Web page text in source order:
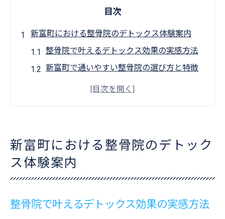
目次
新富町における整骨院のデトックス体験案内
整骨院で叶えるデトックス効果の実感方法
新富町で通いやすい整骨院の選び方と特徴
デトックス施術が注目される整骨院事情と
較
整骨院選びで迷わないための基礎知識
ト
新富町における整骨院のデトック
ス体験案内
整骨院で叶えるデトックス効果の実感方法